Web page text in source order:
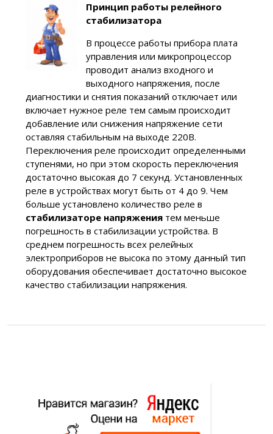
Принцип работы релейного
стабилизатора
В процессе работы прибора плата
управления или микропроцессор
проводит анализ входного и
выходного напряжения, после
диагностики и снятия показаний отключает или
включает нужное реле тем самым происходит
добавление или снижения напряжение сети
оставляя стабильным на выходе 220В.
Переключения реле происходит определенными
ступенями, но при этом скорость переключения
достаточно высокая до 7 секунд. Установленных
реле в устройствах могут быть от 4 до 9. Чем
больше установлено количество реле в
стабилизаторе напряжениятем меньше
погрешность в стабилизации устройства. В
среднем погрешность всех релейных
электроприборов не высока по этому данный тип
оборудования обеспечивает достаточно высокое
качество стабилизации напряжения.